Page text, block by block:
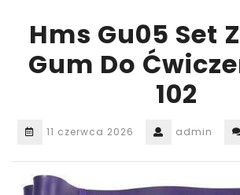
Button
Hms Gu05 Set
Gum Do
102
11 czerwca 2026 admin